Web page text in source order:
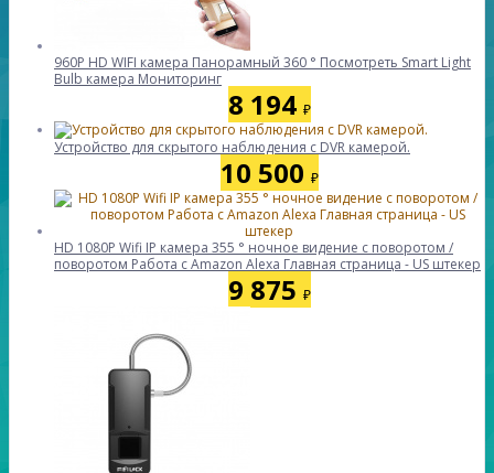
960P HD WIFI камера Панорамный 360 ° Посмотреть Smart Light
Bulb камера Мониторинг
8 194 ₽
Устройство для скрытого наблюдения с DVR камерой.
10 500 ₽
HD 1080P Wifi IP камера 355 ° ночное видение с поворотом /
поворотом Работа с Amazon Alexa Главная страница - US штекер
9 875 ₽